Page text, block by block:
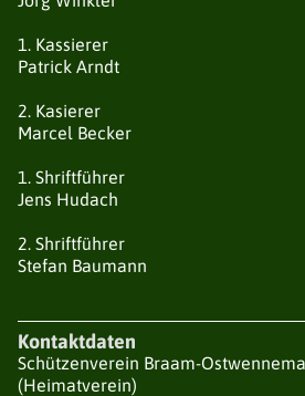
1. Kassierer
Patrick Arndt
2. Kasierer
Marcel Becker
1. Shriftführer
Jens Hudach
2. Shriftführer
Stefan Baumann
Kontaktdaten
Schützenverein Braam-
(Heimatverein)